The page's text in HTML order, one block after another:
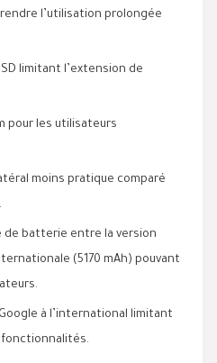
rendre l’utilisation prolongée
limitant l’extension de
pour les utilisateurs
moins pratique comparé
de batterie entre la version
(5170 mAh) pouvant
à l’international limitant